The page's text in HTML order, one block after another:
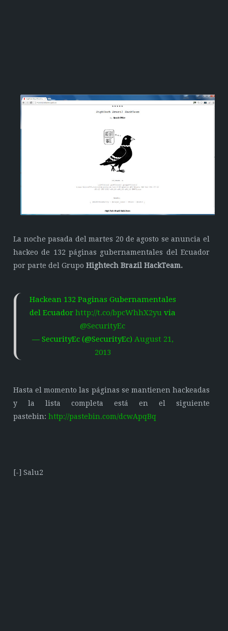
La noche pasada del martes 20 de agosto se anuncia el
hackeo de 132 páginas gubernamentales del Ecuador
por parte del GrupoHightech Brazil HackTeam.
Hackean 132 Paginas Gubernamentales
del Ecuador http://t.co/bpcWhhX2yu via
@SecurityEc
— SecurityEc (@SecurityEc) August 21,
2013
Hasta el momento las páginas se mantienen hackeadas
y la lista completa está en el siguiente
pastebin:http://pastebin.com/dcwApqBq
[-] Salu2